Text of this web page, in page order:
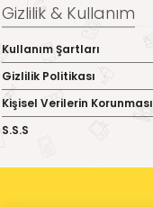
Gizlilik & Kullanım
Kullanım Şartları
Gizlilik Politikası
Kişisel Verilerin Korunması
S.S.S